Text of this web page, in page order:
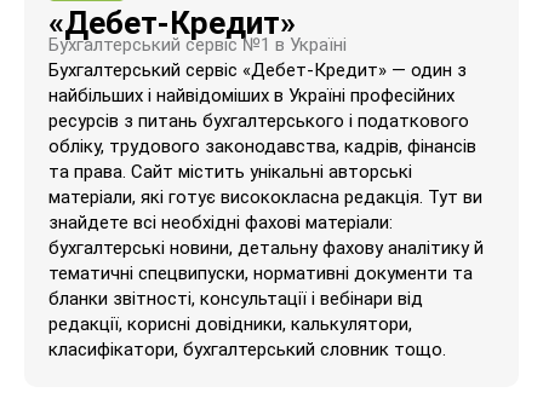
«Дебет-Кредит»
Бухгалтерський сервіс №1 в Україні
Бухгалтерський сервіс «Дебет-Кредит» — один з
найбільших і найвідоміших в Україні професійних
ресурсів з питань бухгалтерського і податкового
обліку, трудового законодавства, кадрів, фінансів
та права. Сайт містить унікальні авторські
матеріали, які готує висококласна редакція. Тут ви
знайдете всі необхідні фахові матеріали:
бухгалтерські новини, детальну фахову аналітику й
тематичні спецвипуски, нормативні документи та
бланки звітності, консультації і вебінари від
редакції, корисні довідники, калькулятори,
класифікатори, бухгалтерський словник тощо.